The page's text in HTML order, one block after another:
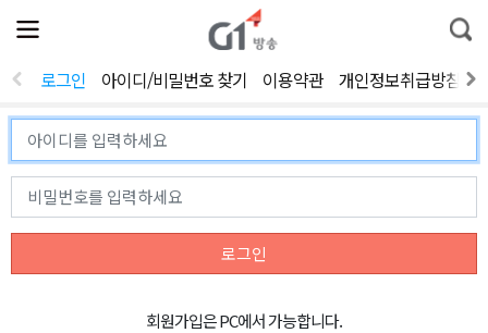
전
체
뉴
열
통
합
색
로그인 아이디/비밀번호 찾기 이용약관 개인정보취급방침
로그인
회원가입은 PC에서 가능합니다.